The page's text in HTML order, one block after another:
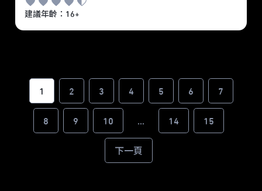
建議年齡：16+
1 2 3 4 5 6 7
8 9 10 ... 14 15
下一頁